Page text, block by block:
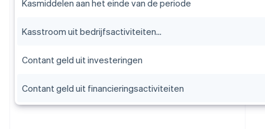
Kasmiddelen aan het einde van de periode
Kasstroom uit bedrijfsactiviteiten...
Contant geld uit investeringen
Contant geld uit financieringsactiviteiten